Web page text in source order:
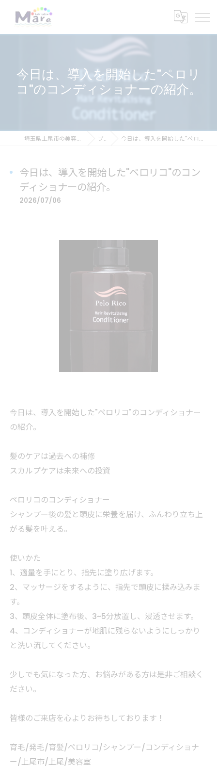
今日は、導入を開始した"ペロリ
コ"のコンディショナーの紹介。
埼玉県上尾市の美容室ならhair salon Mare ブログ 今日は、導入を開始した"ペロリコ"のコンディショナーの紹介。
今日は、導入を開始した"ペロリコ"のコン
ディショナーの紹介。
2026/07/06
今日は、導入を開始した"ペロリコ"のコンディショナー
の紹介。
髪のケアは過去への補修
スカルプケアは未来への投資
ペロリコのコンディショナー
シャンプー後の髪と頭皮に栄養を届け、ふんわり立ち上
がる髪を叶える。
使いかた
1、適量を手にとり、指先に塗り広げます。
2、マッサージをするように、指先で頭皮に揉み込みま
す。
3、頭皮全体に塗布後、3~5分放置し、浸透させます。
4、コンディショナーが地肌に残らないようにしっかり
と洗い流してください。
少しでも気になった方、お悩みがある方は是非ご相談く
ださい。
皆様のご来店を心よりお待ちしております！
育毛/発毛/育髪/ペロリコ/シャンプー/コンディショナ
ー/上尾市/上尾/美容室